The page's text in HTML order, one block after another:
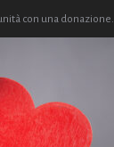
con una donazione.